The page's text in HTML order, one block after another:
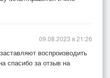
воспроизводить
спасибо за отзыв на
09.08.2023 в 21:26